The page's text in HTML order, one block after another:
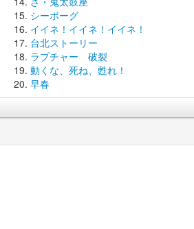
シーボーグ
イイネ！イイネ！イイネ！
台北ストーリー
ラプチャー 破裂
動くな、死ね、甦れ！
早春